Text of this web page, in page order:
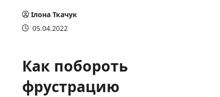
Ілона Ткачук
05.04.2022
Как побороть
фрустрацию